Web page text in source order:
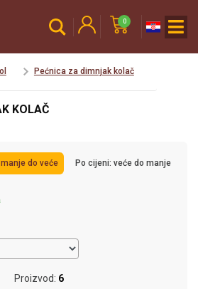
0
Pećnica za dimnjak kolač
KOLAČ
do veće Po cijeni: veće do manje
Proizvod: 6